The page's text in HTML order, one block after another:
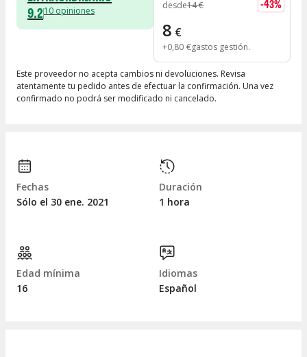
9.210 opiniones desde14€ -43%
8 €
+0,80 €gastos gestión
Este proveedor no acepta cambios ni devoluciones. Revisa
atentamente tu pedido antes de efectuar la confirmación. Una vez
confirmado no podrá ser modificado ni cancelado.
Fechas
Sólo el 30 ene. 2021
Duración
1 hora
Edad mínima
16
Idiomas
Español